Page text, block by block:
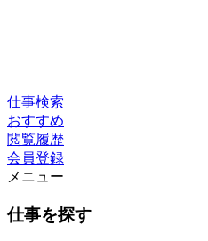
仕事検索
おすすめ
閲覧履歴
会員登録
メニュー
仕事を探す